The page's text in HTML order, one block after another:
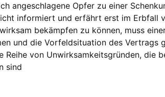
angeschlagene Opfer zu einer
informiert und erfährt erst im Erbfall
bekämpfen zu können, muss
und die Vorfeldsituation des Vertrags
Reihe von Unwirksamkeitsgründen, die
sind